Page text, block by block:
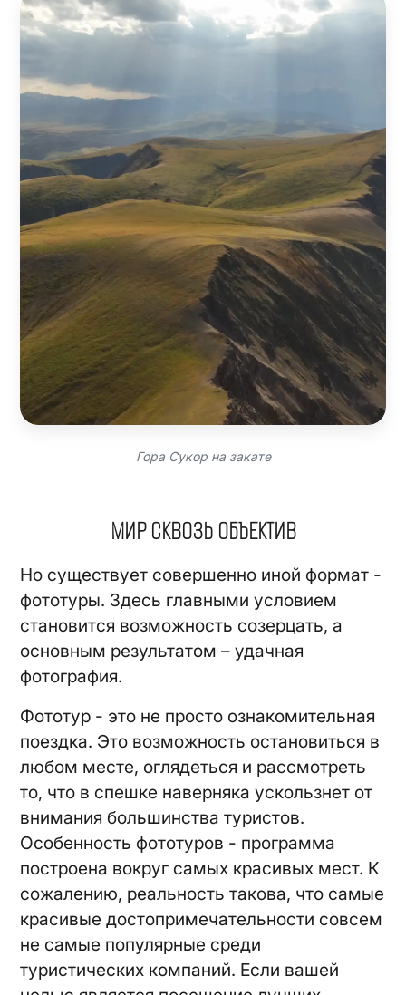
Гора Сукор на закате
МИР СКВОЗЬ ОБЪЕКТИВ
Но существует совершенно иной формат -
фототуры. Здесь главными условием
становится возможность созерцать, а
основным результатом – удачная
фотография.
Фототур - это не просто ознакомительная
поездка. Это возможность остановиться в
любом месте, оглядеться и рассмотреть
то, что в спешке наверняка ускользнет от
внимания большинства туристов.
Особенность фототуров - программа
построена вокруг самых красивых мест. К
сожалению, реальность такова, что самые
красивые достопримечательности совсем
не самые популярные среди
туристических компаний. Если вашей